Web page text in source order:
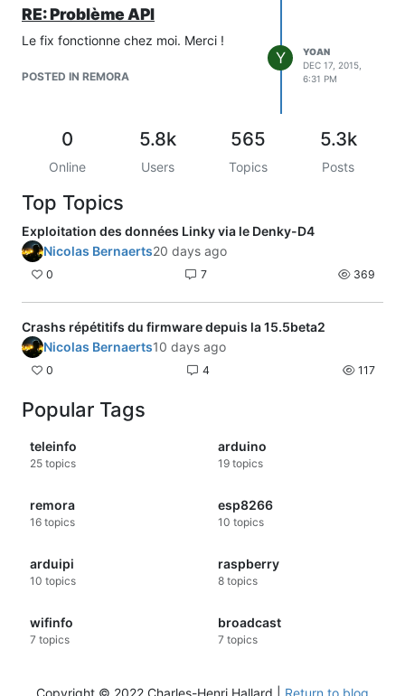
était pour délestage.
Merci d'avance.
RE: Problème API
Le fix fonctionne chez moi. Merci !
POSTED IN REMORA
Y
YOAN
DEC 17, 2015,
6:31 PM
0
Online
5.8k
Users
565
Topics
5.3k
Posts
Top Topics
Exploitation des données Linky via le Denky-D4
Nicolas Bernaerts20 days ago
0 7 369
Crashs répétitifs du firmware depuis la 15.5beta2
Nicolas Bernaerts10 days ago
0 4 117
Popular Tags
teleinfo
25 topics
arduino
19 topics
remora
16 topics
esp8266
10 topics
arduipi
10 topics
raspberry
8 topics
wifinfo
7 topics
broadcast
7 topics